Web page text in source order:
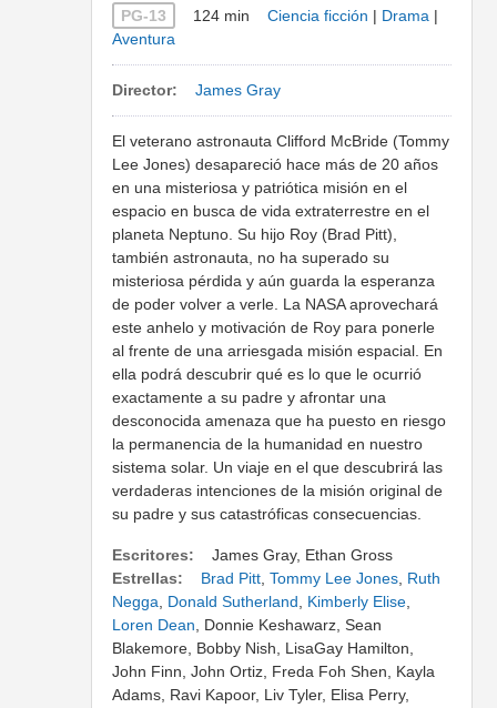
PG-13 124 min Ciencia ficción | Drama |
Aventura
Director: James Gray
El veterano astronauta Clifford McBride (Tommy
Lee Jones) desapareció hace más de 20 años
en una misteriosa y patriótica misión en el
espacio en busca de vida extraterrestre en el
planeta Neptuno. Su hijo Roy (Brad Pitt),
también astronauta, no ha superado su
misteriosa pérdida y aún guarda la esperanza
de poder volver a verle. La NASA aprovechará
este anhelo y motivación de Roy para ponerle
al frente de una arriesgada misión espacial. En
ella podrá descubrir qué es lo que le ocurrió
exactamente a su padre y afrontar una
desconocida amenaza que ha puesto en riesgo
la permanencia de la humanidad en nuestro
sistema solar. Un viaje en el que descubrirá las
verdaderas intenciones de la misión original de
su padre y sus catastróficas consecuencias.
Escritores:
James Gray, Ethan Gross
Estrellas:
Brad Pitt ,Tommy Lee Jones Ruth
Negga
Donald Sutherland Kimberly Elise
Loren Dean , Donnie Keshawarz, Sean
Blakemore, Bobby Nish, LisaGay Hamilton,
John Finn, John Ortiz, Freda Foh Shen, Kayla
Adams, Ravi Kapoor, Liv Tyler, Elisa Perry,